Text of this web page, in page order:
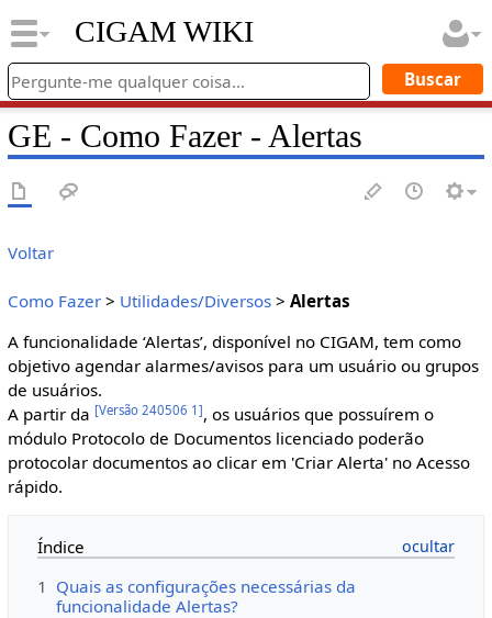
CIGAM WIKI
GE - Como Fazer - Alertas
Voltar
Como Fazer> Utilidades/Diversos> Alertas
A funcionalidade ‘Alertas’, disponível no CIGAM, tem como
objetivo agendar alarmes/avisos para um usuário ou grupos
de usuários.
A partir da [Versão 240506 1 ], os usuários que possuírem o
módulo Protocolo de Documentos licenciado poderão
protocolar documentos ao clicar em 'Criar Alerta' no Acesso
rápido.
Índice
1 Quais as configurações necessárias da
funcionalidade Alertas?